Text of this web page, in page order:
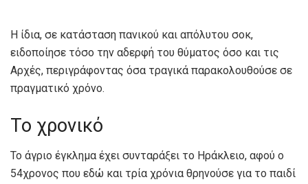
Η ίδια, σε κατάσταση πανικού και απόλυτου σοκ,
ειδοποίησε τόσο την αδερφή του θύματος όσο και τις
Αρχές, περιγράφοντας όσα τραγικά παρακολουθούσε σε
πραγματικό χρόνο.
Το χρονικό
Το άγριο έγκλημα έχει συνταράξει το Ηράκλειο, αφού ο
54χρονος που εδώ και τρία χρόνια θρηνούσε για το παιδί